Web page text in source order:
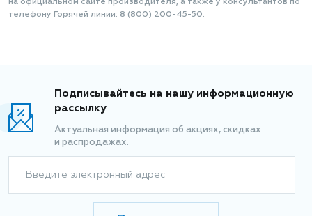
на официальном сайте производителя, а также у консультантов по
телефону Горячей линии: 8 (800) 200-45-50.
Подписывайтесь на нашу информационную
рассылку
Актуальная информация об акциях, скидках
и распродажах.
Введите электронный адрес